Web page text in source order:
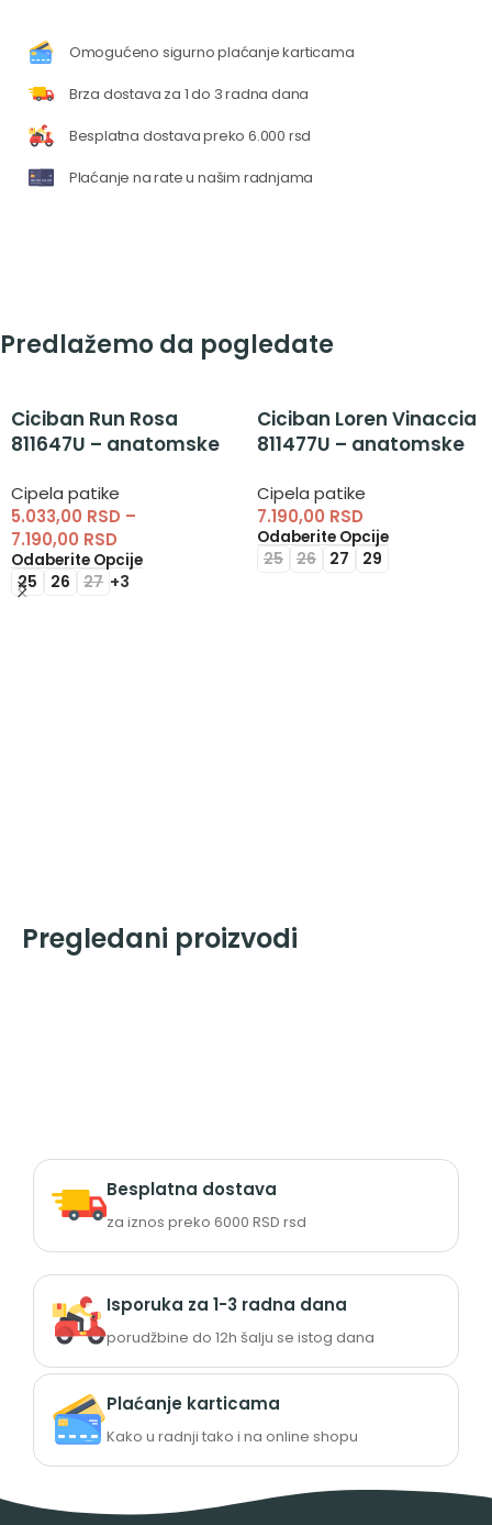
Omogućeno sigurno plaćanje karticama
Brza dostava za 1 do 3 radna dana
Besplatna dostava preko 6.000 rsd
Plaćanje na rate u našim radnjama
Predlažemo da pogledate
Ciciban Run Rosa
811647U – anatomske
devojčice
Cipela patike
5.033,00 RSD –
7.190,00 RSD
Odaberite Opcije
25 26 27 +3
Ciciban Loren Vinaccia
811477U – anatomske
devojčice
Cipela patike
7.190,00 RSD
Odaberite Opcije
25 26 27 29
Pregledani proizvodi
Besplatna dostava
za iznos preko 6000 RSD rsd
Isporuka za 1-3 radna dana
porudžbine do 12h šalju se istog dana
Plaćanje karticama
Kako u radnji tako i na online shopu